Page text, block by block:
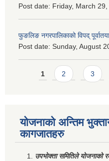
Post date: Friday, March
फुङलिङ नगरपालिकाको विपद्
Post date: Sunday, August
Pages
1 2 3
योजनाको अन्तिम
कागजातहरु
उपभोक्ता समितिले योजनाको